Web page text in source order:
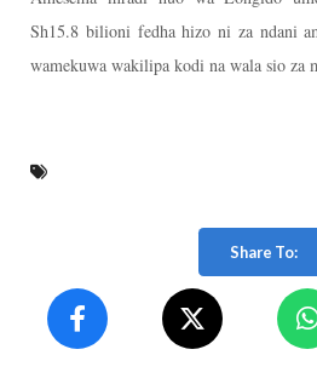
Sh15.8 bilioni fedha hizo ni za ndani
wamekuwa wakilipa kodi na wala sio za
Share To: